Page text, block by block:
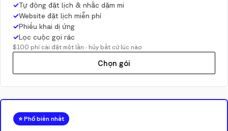
✓Tự động đặt lịch & nhắc dặm mi
✓Website đặt lịch miễn phí
✓Phiếu khai dị ứng
✓Lọc cuộc gọi rác
$100 phí cài đặt một lần · hủy bất cứ lúc nào
Chọn gói
⭐ Phổ biến nhất